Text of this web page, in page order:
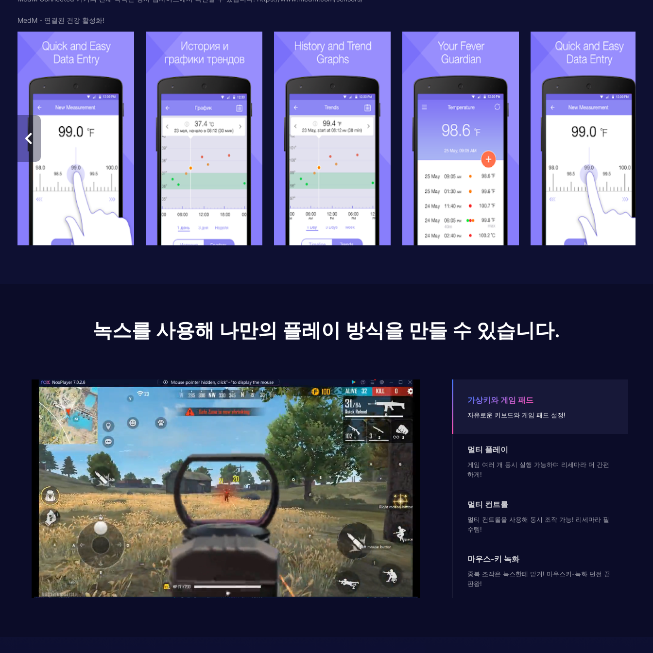
MedM - 연결된 건강 활성화!
녹스를 사용해 나만의 플레이 방식을 만들 수 있습니다.
가상키와 게임 패드
자유로운 키보드와 게임 패드 설정!
멀티 플레이
게임 여러 개 동시 실행 가능하며 리세마라 더 간편
하게!
멀티 컨트롤
멀티 컨트롤을 사용해 동시 조작 가능! 리세마라 필
수템!
마우스-키 녹화
중복 조작은 녹스한테 맡겨! 마우스키-녹화 던전 끝
판왕!